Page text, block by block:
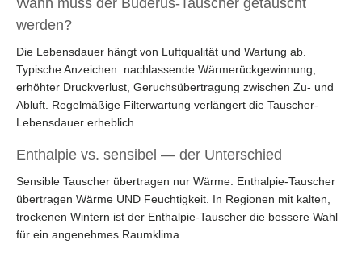
Wann muss der Buderus-Tauscher getauscht
werden?
Die Lebensdauer hängt von Luftqualität und Wartung ab.
Typische Anzeichen: nachlassende Wärmerückgewinnung,
erhöhter Druckverlust, Geruchsübertragung zwischen Zu- und
Abluft. Regelmäßige Filterwartung verlängert die Tauscher-
Lebensdauer erheblich.
Enthalpie vs. sensibel — der Unterschied
Sensible Tauscher übertragen nur Wärme. Enthalpie-Tauscher
übertragen Wärme UND Feuchtigkeit. In Regionen mit kalten,
trockenen Wintern ist der Enthalpie-Tauscher die bessere Wahl
für ein angenehmes Raumklima.